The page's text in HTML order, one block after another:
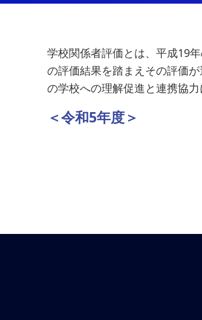
学校関係者評価とは、平成19
の評価結果を踏まえその評価
の学校への理解促進と連携協
＜令和5年度＞